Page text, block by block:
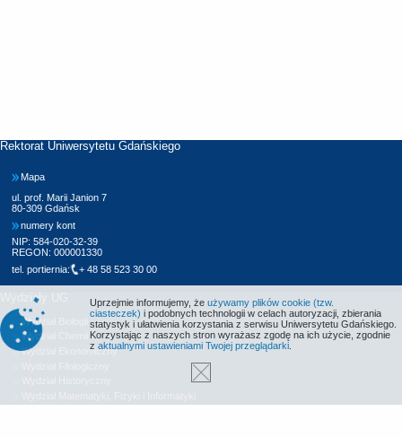
Rektorat Uniwersytetu Gdańskiego
Mapa
ul. prof. Marii Janion 7
80-309 Gdańsk
numery kont
NIP: 584-020-32-39
REGON: 000001330
tel. portiernia:
+ 48 58 523 30 00
Wydziały UG
Wydział Biologii
Wydział Chemii
Wydział Ekonomiczny
Uprzejmie informujemy, że używamy plików cookie (tzw.
ciasteczek) i podobnych technologii w celach autoryzacji, zbierania
statystyk i ułatwienia korzystania z serwisu Uniwersytetu Gdańskiego.
Korzystając z naszych stron wyrażasz zgodę na ich użycie, zgodnie
z aktualnymi ustawieniami Twojej przeglądarki